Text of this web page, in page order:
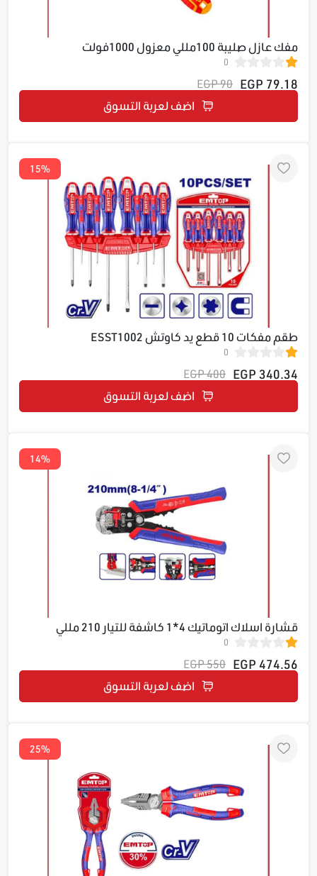
مفك عازل صليبة 100مللي معزول 1000فولت
ESDRJPH2100
0
79.18 EGP
90 EGP
اضف لعربة التسوق
15%
طقم مفكات 10 قطع يد كاوتش ESST1002
0
340.34 EGP
400 EGP
اضف لعربة التسوق
14%
قشارة اسلاك اتوماتيك 4*1 كاشفة للتيار 210 مللي
EWSP102429
0
474.56 EGP
550 EGP
اضف لعربة التسوق
25%